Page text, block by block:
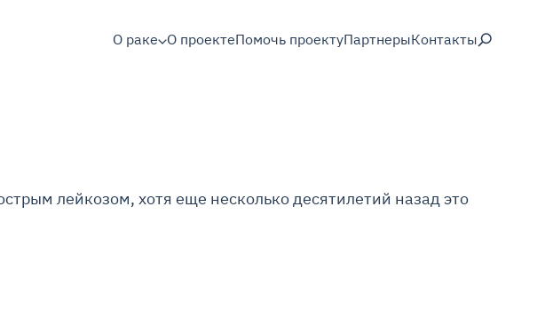
О раке О проектеПомочь проектуПартнерыКонтакты
лейкозом, хотя еще несколько десятилетий назад это